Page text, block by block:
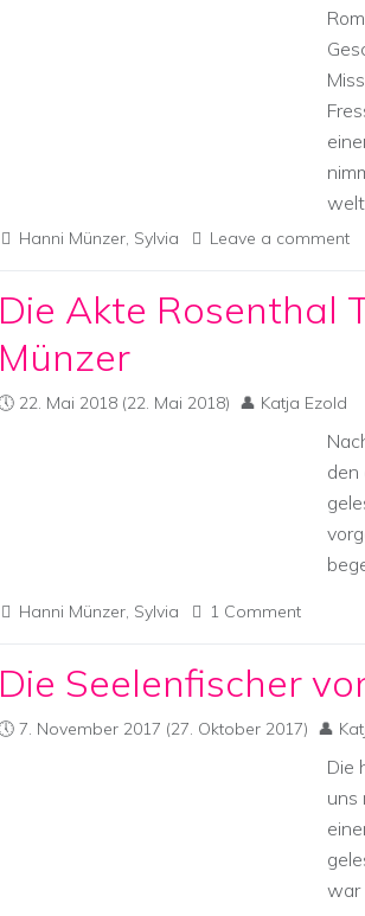
Hanni Münzer, Sylvia Leave a comment
Die Akte Rosenthal
Münzer
22. Mai 2018 (22. Mai 2018) Katja Ezold
den
Hanni Münzer, Sylvia 1 Comment
Die Seelenfischer
7. November 2017 (27. Oktober 2017)
Die
uns
war